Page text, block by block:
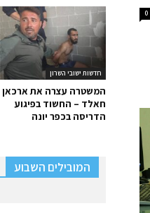
0
חדשות ישובי השרון
המשטרה עצרה את ארכאן
חאלד – החשוד בפיגוע
הדריסה בכפר יונה
המובילים השבוע